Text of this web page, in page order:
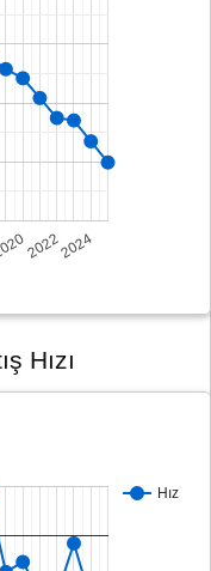
20222024
Hızı
Hız